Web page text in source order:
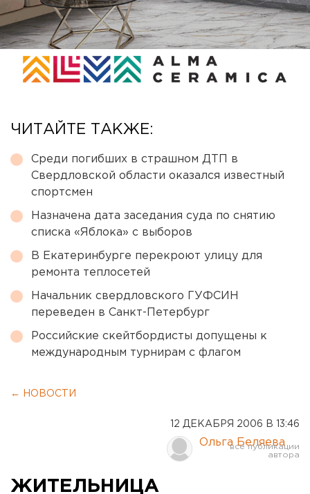
ЧИТАЙТЕ ТАКЖЕ:
Среди погибших в страшном ДТП в
Свердловской области оказался известный
спортсмен
Назначена дата заседания суда по снятию
списка «Яблока» с выборов
В Екатеринбурге перекроют улицу для
ремонта теплосетей
Начальник свердловского ГУФСИН
переведен в Санкт-Петербург
Российские скейтбордисты допущены к
международным турнирам с флагом
← НОВОСТИ
12 ДЕКАБРЯ 2006 В 13:46
Ольга Беляева
ЖИТЕЛЬНИЦА